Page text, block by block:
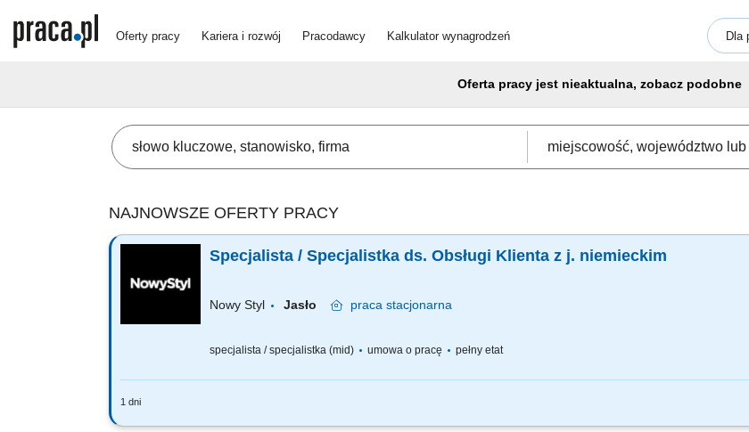
Oferty pracy Kariera i rozwój Pracodawcy Kalkulator wynagrodzeń Dla
Oferta pracy jest nieaktualna, zobacz podobne
NAJNOWSZE OFERTY PRACY
Specjalista / Specjalistka ds. Obsługi Klienta z j. niemieckim
Nowy Styl Jasło praca stacjonarna
specjalista / specjalistka (mid) umowa o pracę pełny etat
1 dni
Twój zakres obowiązków: stała współpraca z klientem przygotowywanie ofert sprzedażowych oraz